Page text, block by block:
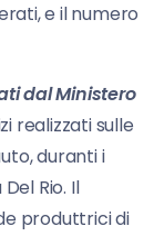
e il numero
dal Ministero
realizzati sulle
duranti i
Rio. Il
produttrici di